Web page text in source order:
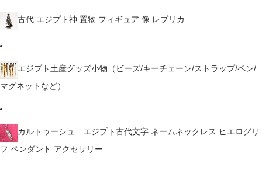
古代 エジプト神 置物 フィギュア 像 レプリカ
エジプト土産グッズ小物（ビーズ/キーチェーン/ストラップ/ペン/
マグネットなど）
カルトゥーシュ エジプト古代文字 ネームネックレス ヒエログリ
フ ペンダント アクセサリー